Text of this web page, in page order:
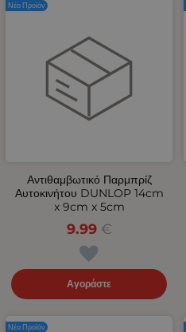
Αντιθαμβωτικό Παρμπρίζ
Αυτοκινήτου DUNLOP 14cm
x 9cm x 5cm
9.99 €
Αγοράστε
Νέο Προϊόν
Νέο Προϊόν